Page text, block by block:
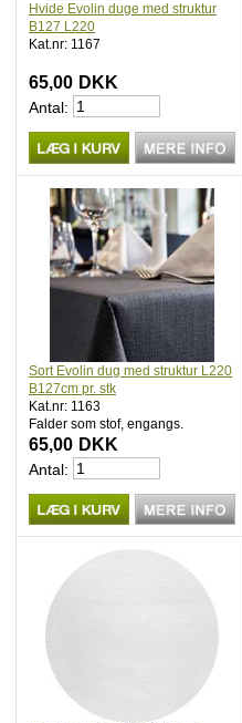
Hvide Evolin duge med struktur
B127 L220
Kat.nr: 1167
65,00 DKK
Antal:
Sort Evolin dug med struktur L220
B127cm pr. stk
Kat.nr: 1163
Falder som stof, engangs.
65,00 DKK
Antal: